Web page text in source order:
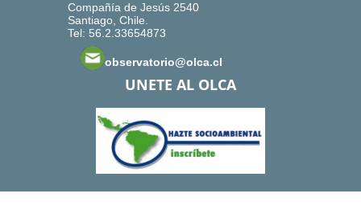
Compañía de Jesús 2540
Santiago, Chile.
Tel: 56.2.33654873
observatorio@olca.cl
UNETE AL OLCA